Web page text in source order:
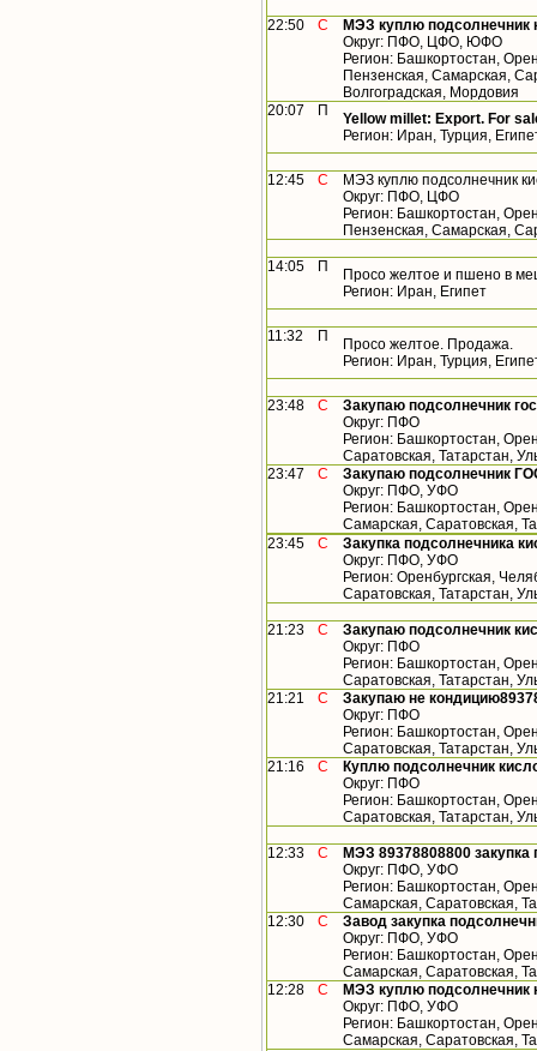
22:50 С
МЭЗ куплю подсолнечник
Округ: ПФО, ЦФО, ЮФО
Регион: Башкортостан,
Пензенская, Самарская,
Волгоградская, Мордовия
20:07
П Yellow millet: Export. For
Регион: Иран, Турция,
12:45 С
МЭЗ куплю подсолнечник
Округ: ПФО, ЦФО
Регион: Башкортостан,
Пензенская, Самарская,
14:05 П
Просо желтое и пшено в
Регион: Иран, Египет
11:32 П
Просо желтое. Продажа.
Регион: Иран, Турция,
23:48 С
Закупаю подсолнечник
Округ: ПФО
Регион: Башкортостан,
Саратовская, Татарстан,
23:47
С
Закупаю подсолнечник
Округ: ПФО, УФО
Регион: Башкортостан,
Самарская, Саратовская,
23:45
С
Закупка подсолнечника
Округ: ПФО, УФО
Регион: Оренбургская,
Саратовская, Татарстан,
21:23 С
Закупаю подсолнечник
Округ: ПФО
Регион: Башкортостан,
Саратовская, Татарстан,
21:21
С
Закупаю не
Округ: ПФО
Регион: Башкортостан,
Саратовская, Татарстан,
21:16
С
Куплю подсолнечник
Округ: ПФО
Регион: Башкортостан,
Саратовская, Татарстан,
12:33 С
МЭЗ 89378808800
Округ: ПФО, УФО
Регион: Башкортостан,
Самарская, Саратовская,
12:30
С
Завод закупка
Округ: ПФО, УФО
Регион: Башкортостан,
Самарская, Саратовская,
12:28
С
МЭЗ куплю подсолнечник
Округ: ПФО, УФО
Регион: Башкортостан,
Самарская, Саратовская,